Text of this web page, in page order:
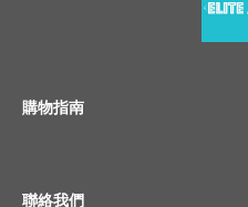
購物指南
聯絡我們